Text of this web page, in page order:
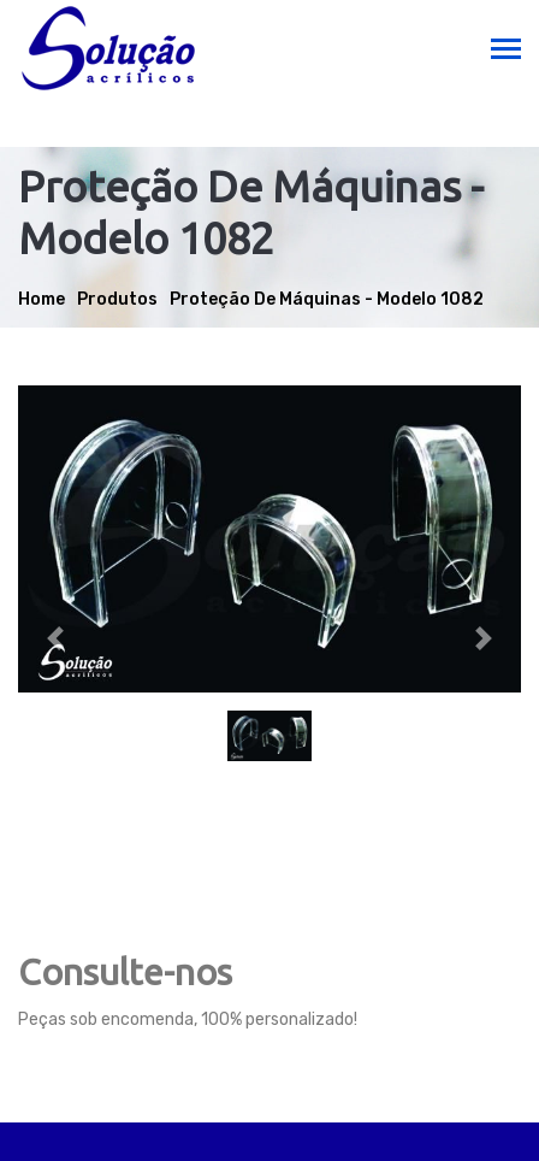
Proteção De Máquinas -
Modelo 1082
Home Produtos Proteção De Máquinas - Modelo 1082
Previous Next
Consulte-nos
Peças sob encomenda, 100% personalizado!